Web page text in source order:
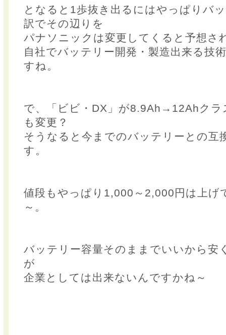
となると1歩抜き出るにはやっぱりバ
訳でその辺りを
パナソニックは変更してくると予想さ
自社でバッテリー開発・製造出来る技
すね。
で、「ビビ・DX」が8.9Ah→12Ahクラ
も変更？
そうなると今までのバッテリーとの互
す。
値段もやっぱり1,000～2,000円は上げ
～。
バッテリー容量そのままでいいから安
が
企業としては出来ないんですかね～